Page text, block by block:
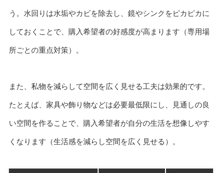
う。水回りは水垢やカビを除去し、鏡やシンクをピカピカに
しておくことで、購入希望者の好感度が高まります（専用場
所ごとの重点対策）。
また、私物を減らして空間を広く見せる工夫は効果的です。
たとえば、家具や飾り物などは必要最低限にし、見通しの良
い空間を作ることで、購入希望者が自分の生活を想像しやす
くなります（生活感を減らし空間を広く見せる）。